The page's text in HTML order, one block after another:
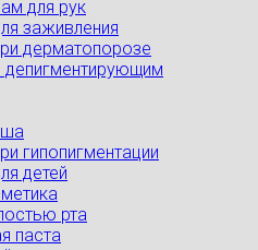
для рук
заживления
дерматопорозе
депигментирующим
гипопигментации
детей
рта
паста